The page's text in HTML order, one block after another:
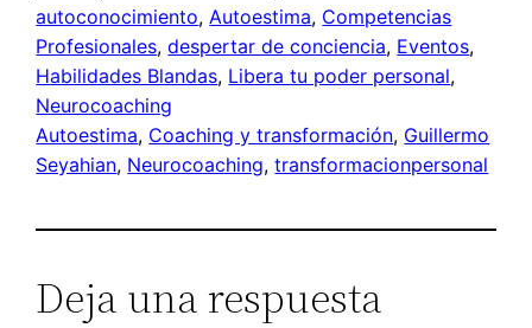
autoconocimiento, Autoestima, Competencias
Profesionales, despertar de conciencia, Eventos
Habilidades Blandas, Libera tu poder personal
Neurocoaching
Autoestima, Coaching y transformación, Guillermo
Seyahian, Neurocoaching, transformacionpersonal
Deja una respuesta